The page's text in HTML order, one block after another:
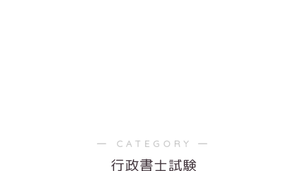
― CATEGORY ―
行政書士試験